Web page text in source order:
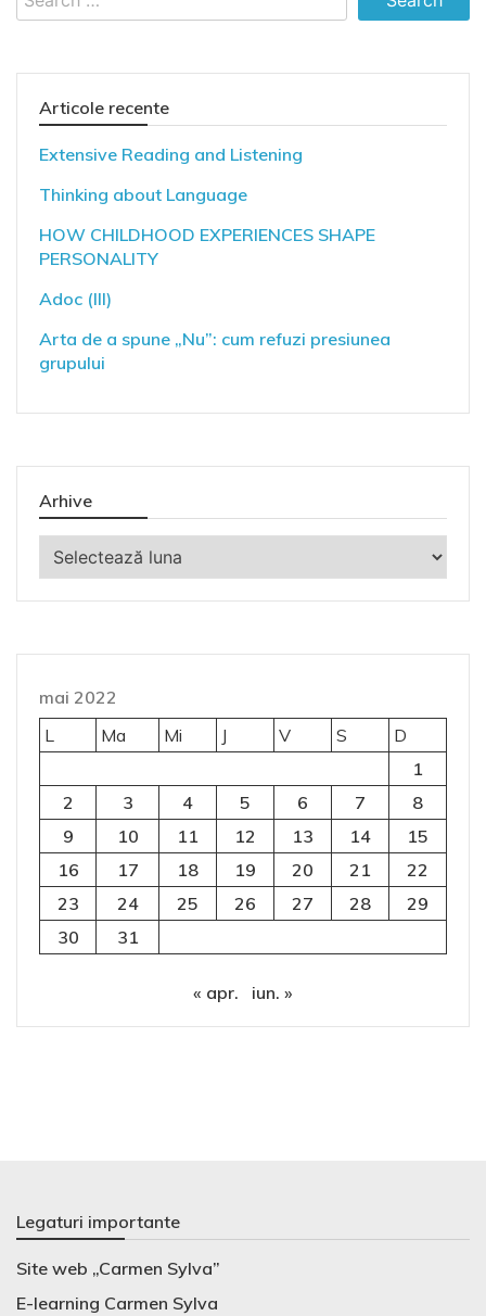
for:
Articole recente
Extensive Reading and Listening
Thinking about Language
HOW CHILDHOOD EXPERIENCES SHAPE
PERSONALITY
Adoc (III)
Arta de a spune „Nu”: cum refuzi presiunea
grupului
Arhive
Arhive
mai 2022
L
Ma Mi J V S
D
1
2
3 4 5 6 7
8
9
10 11 12 13 14
15
16
17 18 19 20 21
22
23
24 25 26 27 28
29
30
31
« apr. iun. »
Legaturi importante
Site web „Carmen Sylva”
E-learning Carmen Sylva